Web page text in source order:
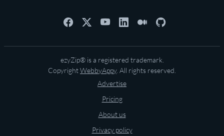
ezyZip® is a registered trademark.
CopyrightWebbyAppy. All rights reserved.
Advertise
Pricing
About us
Privacy policy